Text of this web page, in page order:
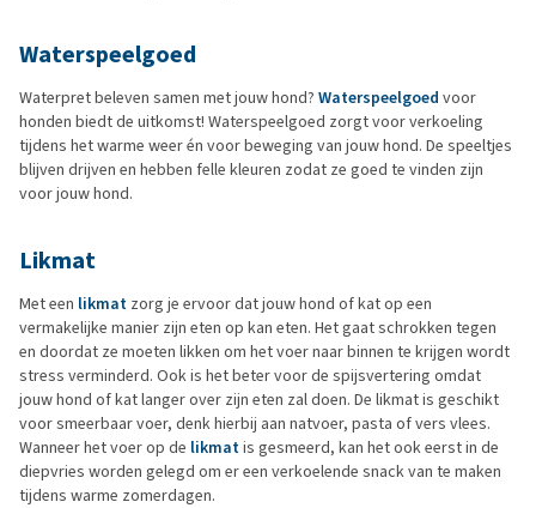
Waterspeelgoed
Waterpret beleven samen met jouw hond? Waterspeelgoed voor
honden biedt de uitkomst! Waterspeelgoed zorgt voor verkoeling
tijdens het warme weer én voor beweging van jouw hond. De speeltjes
blijven drijven en hebben felle kleuren zodat ze goed te vinden zijn
voor jouw hond.
Likmat
Met een likmat zorg je ervoor dat jouw hond of kat op een
vermakelijke manier zijn eten op kan eten. Het gaat schrokken tegen
en doordat ze moeten likken om het voer naar binnen te krijgen wordt
stress verminderd. Ook is het beter voor de spijsvertering omdat
jouw hond of kat langer over zijn eten zal doen. De likmat is geschikt
voor smeerbaar voer, denk hierbij aan natvoer, pasta of vers vlees.
Wanneer het voer op de likmatis gesmeerd, kan het ook eerst in de
diepvries worden gelegd om er een verkoelende snack van te maken
tijdens warme zomerdagen.